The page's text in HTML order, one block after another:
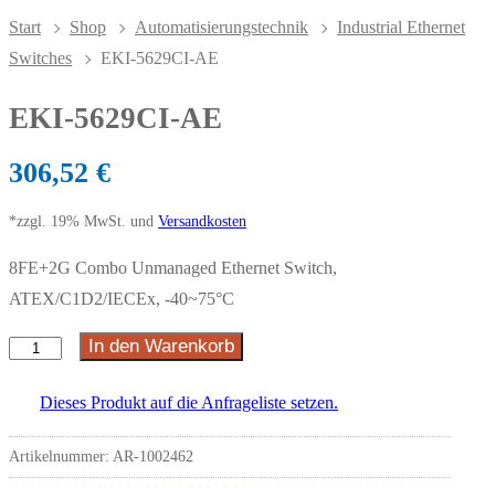
Start Shop Automatisierungstechnik
Industrial Ethernet
Switches
EKI-5629CI-AE
EKI-5629CI-AE
306,52 €
*zzgl. 19% MwSt. und Versandkosten
8FE+2G Combo Unmanaged Ethernet Switch,
ATEX/C1D2/IECEx, -40~75°C
In den Warenkorb
Dieses Produkt auf die Anfrageliste setzen.
Artikelnummer: AR-1002462